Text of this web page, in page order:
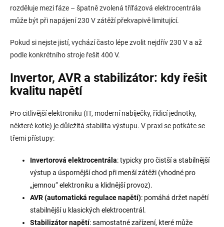
rozděluje mezi fáze – špatně zvolená třífázová elektrocentrála
může být při napájení 230 V zátěží překvapivě limitující.
Pokud si nejste jistí, vychází často lépe zvolit nejdřív 230 V a až
podle konkrétního stroje řešit 400 V.
Invertor, AVR a stabilizátor: kdy řešit
kvalitu napětí
Pro citlivější elektroniku (IT, moderní nabíječky, řídicí jednotky,
některé kotle) je důležitá stabilita výstupu. V praxi se potkáte se
třemi přístupy:
Invertorová elektrocentrála: typicky pro čistší a stabilnější
výstup a úspornější chod při menší zátěži (vhodné pro
„jemnou“ elektroniku a klidnější provoz).
AVR (automatická regulace napětí): pomáhá držet napětí
stabilnější u klasických elektrocentrál.
Stabilizátor napětí: samostatné zařízení, které může